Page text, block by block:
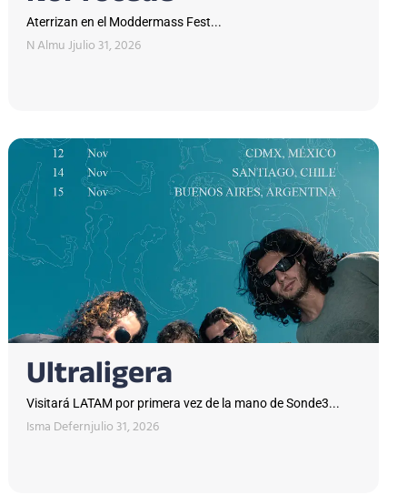
Aterrizan en el Moddermass Fest...
N Almu Jjulio 31, 2026
Ultraligera
Visitará LATAM por primera vez de la mano de Sonde3...
Isma Defernjulio 31, 2026